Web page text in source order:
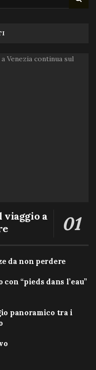
viaggio a
da non perdere
“pieds dans l’eau”
panoramico tra i